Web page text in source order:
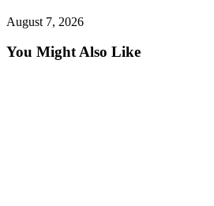
August 7, 2026
You Might Also Like